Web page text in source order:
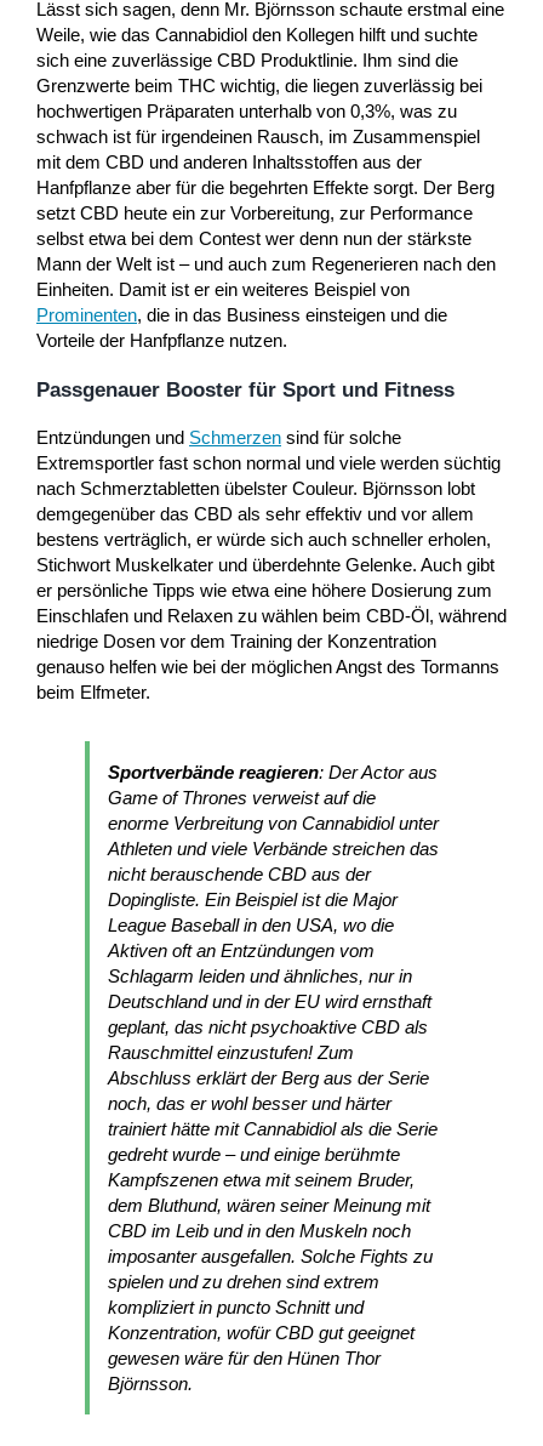
Lässt sich sagen, denn Mr. Björnsson schaute erstmal eine
Weile, wie das Cannabidiol den Kollegen hilft und suchte
sich eine zuverlässige CBD Produktlinie. Ihm sind die
Grenzwerte beim THC wichtig, die liegen zuverlässig bei
hochwertigen Präparaten unterhalb von 0,3%, was zu
schwach ist für irgendeinen Rausch, im Zusammenspiel
mit dem CBD und anderen Inhaltsstoffen aus der
Hanfpflanze aber für die begehrten Effekte sorgt. Der Berg
setzt CBD heute ein zur Vorbereitung, zur Performance
selbst etwa bei dem Contest wer denn nun der stärkste
Mann der Welt ist – und auch zum Regenerieren nach den
Einheiten. Damit ist er ein weiteres Beispiel von
Prominenten, die in das Business einsteigen und die
Vorteile der Hanfpflanze nutzen.
Passgenauer Booster für Sport und Fitness
Entzündungen und Schmerzen sind für solche
Extremsportler fast schon normal und viele werden süchtig
nach Schmerztabletten übelster Couleur. Björnsson lobt
demgegenüber das CBD als sehr effektiv und vor allem
bestens verträglich, er würde sich auch schneller erholen,
Stichwort Muskelkater und überdehnte Gelenke. Auch gibt
er persönliche Tipps wie etwa eine höhere Dosierung zum
Einschlafen und Relaxen zu wählen beim CBD-Öl, während
niedrige Dosen vor dem Training der Konzentration
genauso helfen wie bei der möglichen Angst des Tormanns
beim Elfmeter.
Sportverbände reagieren: Der Actor aus
Game of Thrones verweist auf die
enorme Verbreitung von Cannabidiol unter
Athleten und viele Verbände streichen das
nicht berauschende CBD aus der
Dopingliste. Ein Beispiel ist die Major
League Baseball in den USA, wo die
Aktiven oft an Entzündungen vom
Schlagarm leiden und ähnliches, nur in
Deutschland und in der EU wird ernsthaft
geplant, das nicht psychoaktive CBD als
Rauschmittel einzustufen! Zum
Abschluss erklärt der Berg aus der Serie
noch, das er wohl besser und härter
trainiert hätte mit Cannabidiol als die Serie
gedreht wurde – und einige berühmte
Kampfszenen etwa mit seinem Bruder,
dem Bluthund, wären seiner Meinung mit
CBD im Leib und in den Muskeln noch
imposanter ausgefallen. Solche Fights zu
spielen und zu drehen sind extrem
kompliziert in puncto Schnitt und
Konzentration, wofür CBD gut geeignet
gewesen wäre für den Hünen Thor
Björnsson.